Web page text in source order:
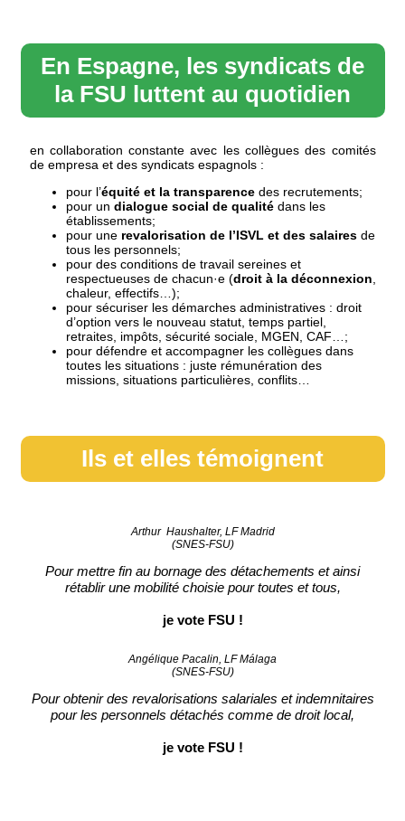
En Espagne, les syndicats de
la FSU luttent au quotidien
en collaboration constante avec les collègues des comités
de empresa et des syndicats espagnols :
pour l’équité et la transparencedes recrutements;
pour un dialogue social de qualitédans les
établissements;
pour une revalorisation de l’ISVL et des salairesde
tous les personnels;
pour des conditions de travail sereines et
respectueuses de chacun·e (droit à la déconnexion
chaleur, effectifs…);
pour sécuriser les démarches administratives : droit
d’option vers le nouveau statut, temps partiel,
retraites, impôts, sécurité sociale, MGEN, CAF…;
pour défendre et accompagner les collègues dans
toutes les situations : juste rémunération des
missions, situations particulières, conflits…
Ils et elles témoignent
Arthur Haushalter, LF Madrid
(SNES-FSU)
Pour mettre fin au bornage des détachements et ainsi
rétablir une mobilité choisie pour toutes et tous,
je vote FSU !
Angélique Pacalin, LF Málaga
(SNES-FSU)
Pour obtenir des revalorisations salariales et indemnitaires
pour les personnels détachés comme de droit local,
je vote FSU !